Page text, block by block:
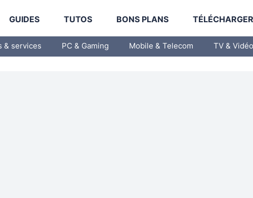
GUIDES TUTOS BONS PLANS
& services PC & Gaming Mobile & Telecom TV & Vidéo